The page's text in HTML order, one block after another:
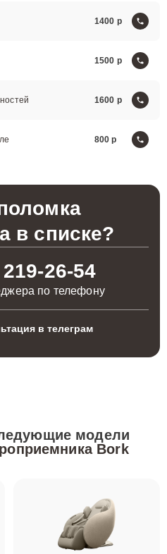
1400
1500
1600
800
в списке?
26-54
по телефону
в телеграм
модели
Bork